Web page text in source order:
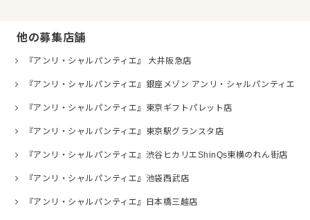
他の募集店舗
『アンリ・シャルパンティエ』 大井阪急店
『アンリ・シャルパンティエ』銀座メゾン アンリ・シャルパンティエ
『アンリ・シャルパンティエ』東京ギフトパレット店
『アンリ・シャルパンティエ』東京駅グランスタ店
『アンリ・シャルパンティエ』渋谷ヒカリエShinQs東横のれん街店
『アンリ・シャルパンティエ』池袋西武店
『アンリ・シャルパンティエ』日本橋三越店